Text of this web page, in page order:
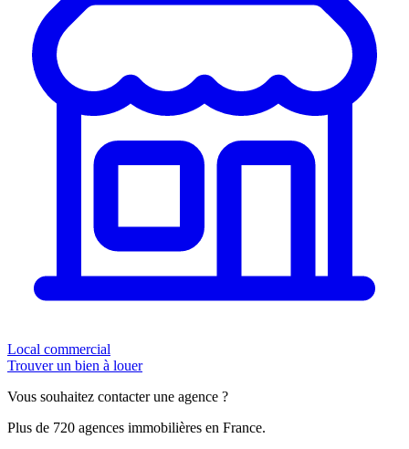
Local commercial
Trouver un bien à louer
Vous souhaitez contacter une agence ?
Plus de 720 agences immobilières en France.